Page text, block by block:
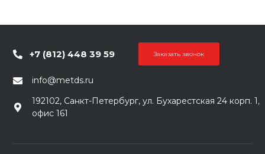
+7 (812) 448 39 59 Заказать звонок
info@metds.ru
192102, Санкт-Петербург, ул. Бухарестская 24 корп. 1,
офис 161